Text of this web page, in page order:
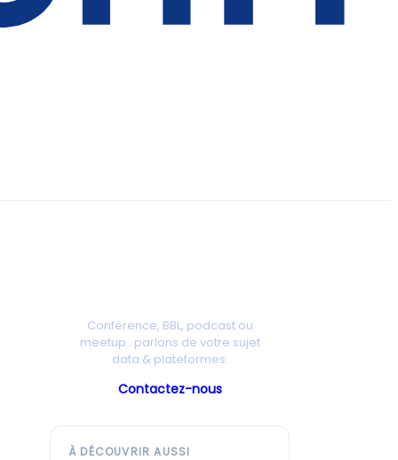
Conférence, BBL, podcast ou
meetup : parlons de votre sujet
data & plateformes.
Contactez-nous
À DÉCOUVRIR AUSSI